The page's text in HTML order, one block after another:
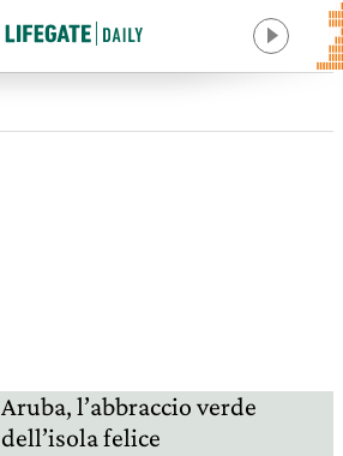
Aruba, l’abbraccio verde
dell’isola felice